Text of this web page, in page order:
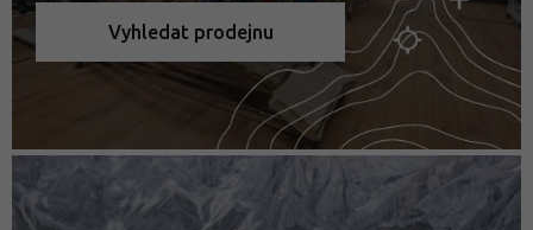
Vyhledat prodejnu